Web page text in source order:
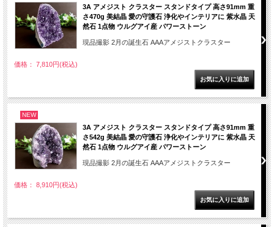
3A アメジスト クラスター スタンドタイプ 高さ91mm 重
さ470g 美結晶 愛の守護石 浄化やインテリアに 紫水晶 天
然石 1点物 ウルグアイ産 パワーストーン
現品撮影 2月の誕生石 AAAアメジストクラスター
価格： 7,810円(税込)
NEW
3A アメジスト クラスター スタンドタイプ 高さ91mm 重
さ542g 美結晶 愛の守護石 浄化やインテリアに 紫水晶 天
然石 1点物 ウルグアイ産 パワーストーン
現品撮影 2月の誕生石 AAAアメジストクラスター
価格： 8,910円(税込)